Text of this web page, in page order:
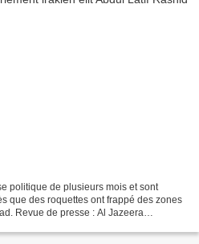
politique de plusieurs mois et sont
que des roquettes ont frappé des zones
Revue de presse : Al Jazeera